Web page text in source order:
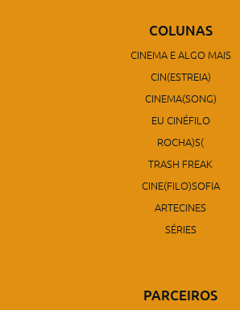
COLUNAS
CINEMA E ALGO MAIS
CIN(ESTREIA)
CINEMA(SONG)
EU CINÉFILO
ROCHA)S(
TRASH FREAK
CINE(FILO)SOFIA
ARTECINES
SÉRIES
PARCEIROS